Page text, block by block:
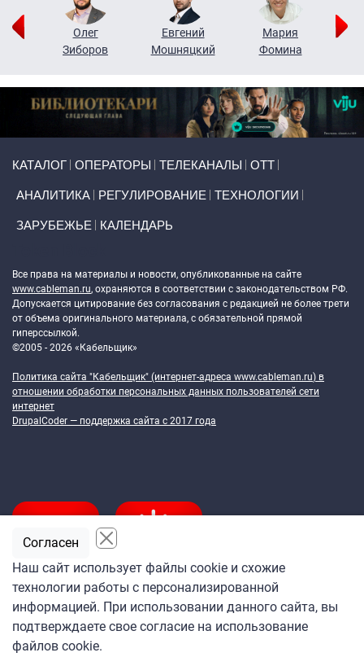
Олег
Зиборов
Евгений
Мошняцкий
Мария
Фомина
КАТАЛОГ ОПЕРАТОРЫ ТЕЛЕКАНАЛЫ ОТТ
АНАЛИТИКА РЕГУЛИРОВАНИЕ ТЕХНОЛОГИИ
ЗАРУБЕЖЬЕ КАЛЕНДАРЬ
Все права на материалы и новости, опубликованные на сайте
www.cableman.ru, охраняются в соответствии с законодательством РФ.
Допускается цитирование без согласования с редакцией не более трети
от объема оригинального материала, с обязательной прямой
гиперссылкой.
©2005 - 2026 «Кабельщик»
Политика сайта "Кабельщик" (интернет-адреса www.cableman.ru) в
отношении обработки персональных данных пользователей сети
интернет
DrupalCoder — поддержка сайта c 2017 года
Подпишитесь
на ежедневную рассылку
«Кабельщика»
Наш сайт использует файлы cookie и схожие
технологии работы с персонализированной
информацией. При использовании данного сайта, вы
подтверждаете свое согласие на использование
файлов cookie.
Согласен